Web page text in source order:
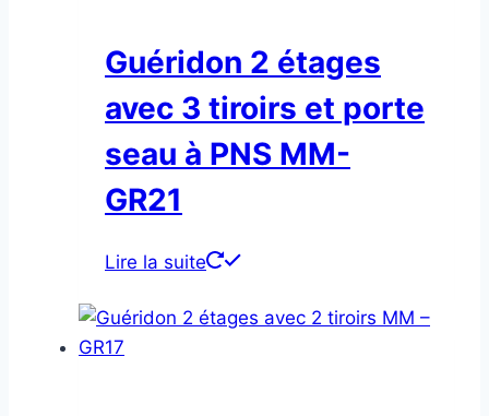
Guéridon 2 étages
avec 3 tiroirs et porte
seau à PNS MM-
GR21
Lire la suite